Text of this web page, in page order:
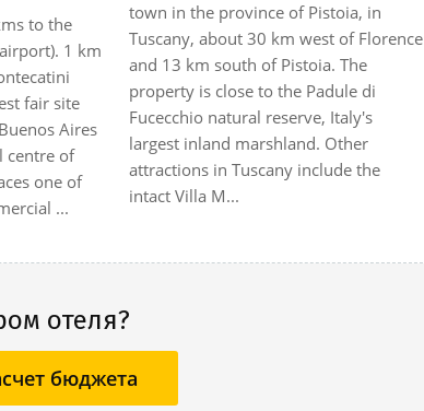
to the
1 km
fair site
Aires
centre of
one of
...
town in the province of Pistoia, in
Tuscany, about 30 km west of Florence
and 13 km south of Pistoia. The
property is close to the Padule di
Fucecchio natural reserve, Italy's
largest inland marshland. Other
attractions in Tuscany include the
intact Villa M...
отеля?
бюджета